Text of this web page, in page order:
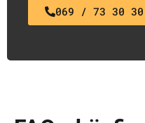
069 / 73 30 30